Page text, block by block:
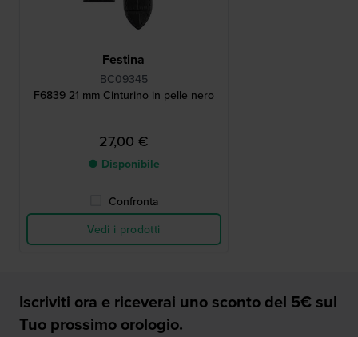
Festina
BC09345
F6839 21 mm Cinturino in pelle nero
27,00 €
● Disponibile
Confronta
Vedi i prodotti
Iscriviti ora e riceverai uno sconto del 5€ sul
Tuo prossimo orologio.